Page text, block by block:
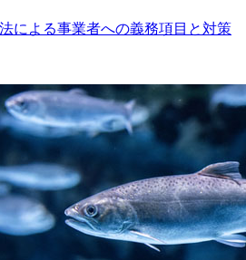
による事業者への義務項目と対策